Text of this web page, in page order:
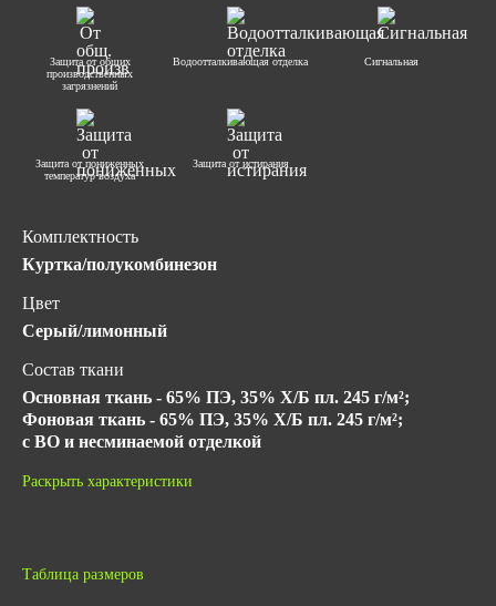
Защита от общих
производственных
загрязнений
Водоотталкивающая отделка Сигнальная
Защита от пониженных
температур воздуха
Защита от истирания
Комплектность
Куртка/полукомбинезон
Цвет
Серый/лимонный
Состав ткани
Основная ткань - 65% ПЭ, 35% Х/Б пл. 245 г/м²;
Фоновая ткань - 65% ПЭ, 35% Х/Б пл. 245 г/м²;
с ВО и несминаемой отделкой
Утеплитель
Климатический пояс
Раскрыть характеристики
Таблица размеров